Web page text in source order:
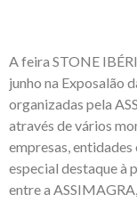
A feira STONE
junho na Exposalão
organizadas pela
através de vários
empresas,
especial destaque à
entre a